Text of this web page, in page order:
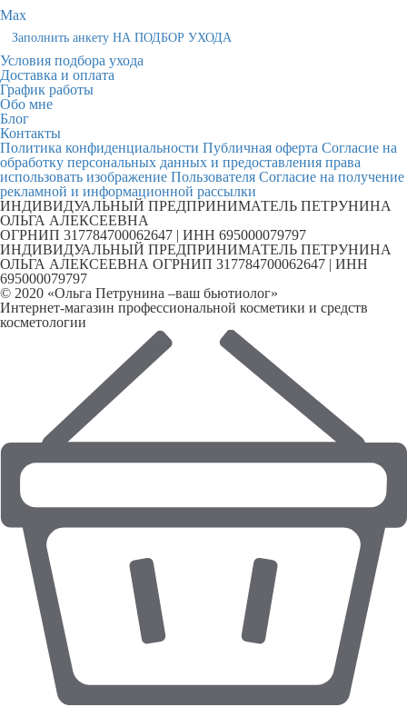
Max
Заполнить анкету НА ПОДБОР УХОДА
Условия подбора ухода
Доставка и оплата
График работы
Обо мне
Блог
Контакты
Политика конфиденциальности Публичная оферта Согласие на
обработку персональных данных и предоставления права
использовать изображение Пользователя Согласие на получение
рекламной и информационной рассылки
ИНДИВИДУАЛЬНЫЙ ПРЕДПРИНИМАТЕЛЬ ПЕТРУНИНА
ОЛЬГА АЛЕКСЕЕВНА
ОГРНИП 317784700062647 | ИНН 695000079797
ИНДИВИДУАЛЬНЫЙ ПРЕДПРИНИМАТЕЛЬ ПЕТРУНИНА
ОЛЬГА АЛЕКСЕЕВНА ОГРНИП 317784700062647 | ИНН
695000079797
© 2020 «Ольга Петрунина –ваш бьютиолог»
Интернет-магазин профессиональной косметики и средств
косметологии